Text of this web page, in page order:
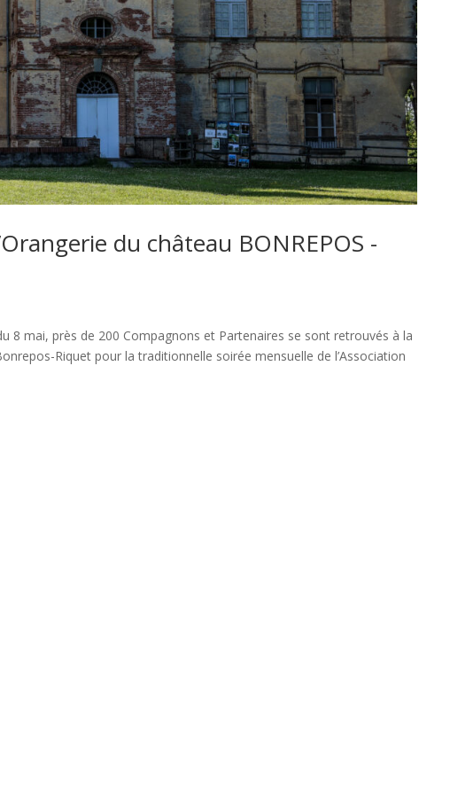
du château BONREPOS -
8 mai, près de 200 Compagnons et Partenaires se sont retrouvés à la
Riquet pour la traditionnelle soirée mensuelle de l’Association